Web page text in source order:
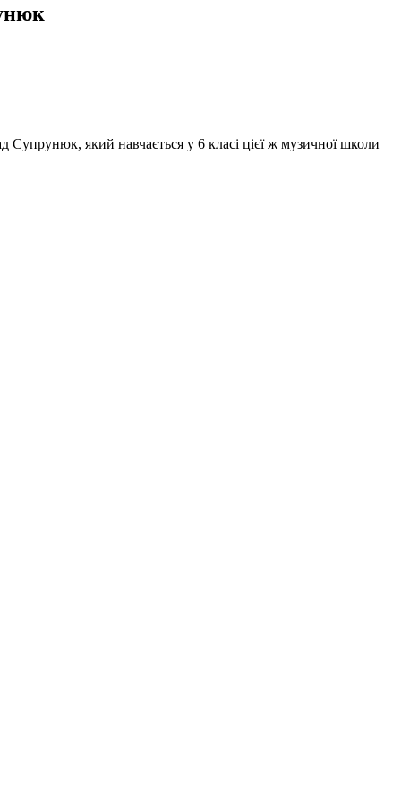
який навчається у 6 класі цієї ж музичної школи